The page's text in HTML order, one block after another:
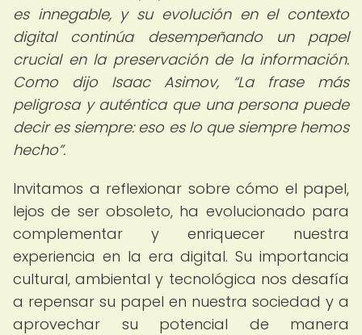
es innegable, y su evolución en el contexto
digital continúa desempeñando un papel
crucial en la preservación de la información.
Como dijo Isaac Asimov,
La frase más
peligrosa y auténtica que una persona puede
decir es siempre: eso es lo que siempre hemos
hecho .
Invitamos a reflexionar sobre cómo el papel,
lejos de ser obsoleto, ha evolucionado para
complementar y enriquecer nuestra
experiencia en la era digital. Su importancia
cultural, ambiental y tecnológica nos desafía
a repensar su papel en nuestra sociedad y a
aprovechar su potencial de manera